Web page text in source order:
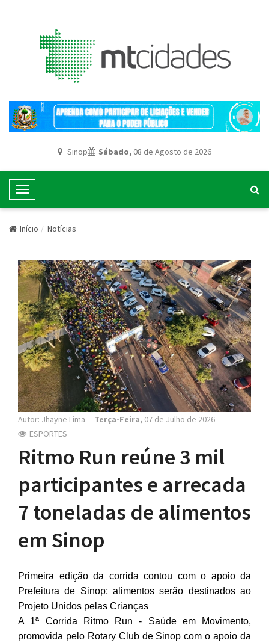
Sinop Sábado, 08 de Agosto de 2026
T
o
g
e
N
a
v
i
g
a
t
i
o
n
Início Notícias
Autor: Jhayne Lima Terça-Feira, 07 de Julho de 2026
ESPORTES
Ritmo Run reúne 3 mil
participantes e arrecada
7 toneladas de alimentos
em Sinop
Primeira edição da corrida contou com o apoio da
Prefeitura de Sinop; alimentos serão destinados ao
Projeto Unidos pelas Crianças
A 1ª Corrida Ritmo Run - Saúde em Movimento,
promovida pelo Rotary Club de Sinop com o apoio da